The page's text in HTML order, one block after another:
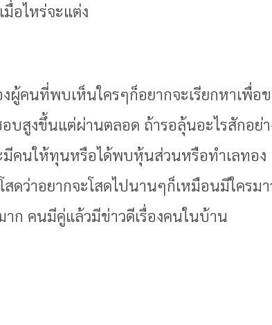
อไหร่จะแต่ง
ผู้คนที่พบเห็นใครๆก็อยากจะเรียกหาเพื่อ
บสูงขึ้นแต่ผ่านตลอด ถ้ารอลุ้นอะไรสักอย่า
มีคนให้ทุนหรือได้พบหุ้นส่วนหรือทำเลทอง
สดว่าอยากจะโสดไปนานๆก็เหมือนมีใครม
ก คนมีคู่แล้วมีข่าวดีเรื่องคนในบ้าน